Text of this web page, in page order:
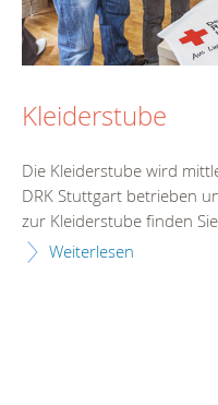
Kleiderstube
Die Kleiderstube wird
DRK Stuttgart betrieben
zur Kleiderstube finden
Weiterlesen